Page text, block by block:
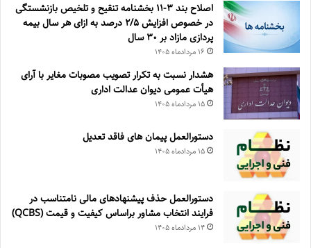
اصلاح بند ۳‏-۱۱ بخشنامه تنقیح و تلخیص بازنشستگی
در خصوص افزایش ۵‏‏‏‏‏‏‏‏‏/۲ درصد به ازای هر سال بیمه
پردازی مازاد بر ۳۰‏ سال
۱۶ مرداد‌ماه ۱۴۰۵
هشدار نسبت به تکرار تصویب مصوبات مغایر با آرای
هیأت عمومی دیوان عدالت اداری
۱۵ مرداد‌ماه ۱۴۰۵
دستورالعمل پیمان های فاقد تعدیل
۱۵ مرداد‌ماه ۱۴۰۵
دستورالعمل حذف پيشنهادهای مالی نامتناسب در
فرايند انتخاب مشاور براساس كيفيت و قيمت (QCBS)
۱۴ مرداد‌ماه ۱۴۰۵